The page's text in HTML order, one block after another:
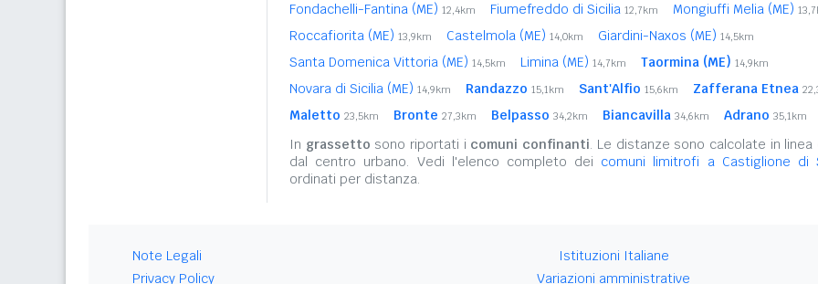
Fondachelli-Fantina (ME) 12,4km Fiumefreddo di Sicilia 12,7km Mongiuffi Melia (ME)
Roccafiorita (ME) 13,9km Castelmola (ME) 14,0km Giardini-Naxos (ME) 14,5km
Santa Domenica Vittoria (ME) 14,5km Limina (ME) 14,7km Taormina (ME) 14,9km
Novara di Sicilia (ME) 14,9km Randazzo 15,1km Sant'Alfio 15,6km Zafferana Etnea
Maletto 23,5km Bronte 27,3km Belpasso 34,2km Biancavilla 34,6km Adrano 35,1km
In grassetto sono riportati i comuni confinanti. Le distanze sono calcolate in linea
dal centro urbano. Vedi l'elenco completo dei comuni limitrofi a Castiglione di
ordinati per distanza.
Note Legali
Privacy Policy
Istituzioni Italiane
Variazioni amministrative